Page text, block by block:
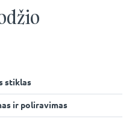
stiklas
ir poliravimas